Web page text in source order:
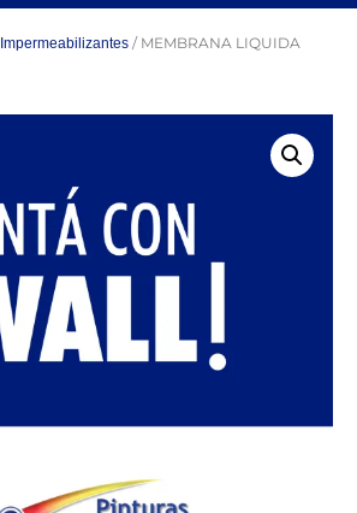
Impermeabilizantes / MEMBRANA LIQUIDA